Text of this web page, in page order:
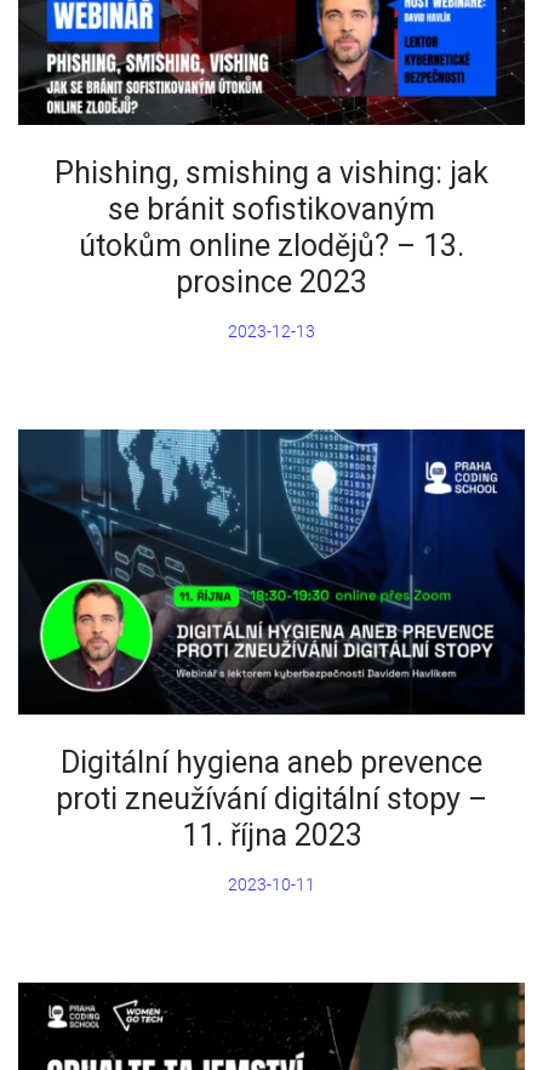
Phishing, smishing a vishing: jak
se bránit sofistikovaným
útokům online zlodějů? – 13.
prosince 2023
2023-12-13
Digitální hygiena aneb prevence
proti zneužívání digitální stopy –
11. října 2023
2023-10-11